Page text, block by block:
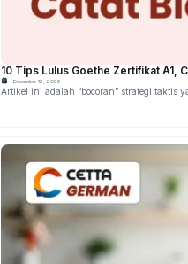
10 Tips Lulus Goethe Zertifikat A1,
Desember 12, 2025
Artikel ini adalah “bocoran” strategi taktis